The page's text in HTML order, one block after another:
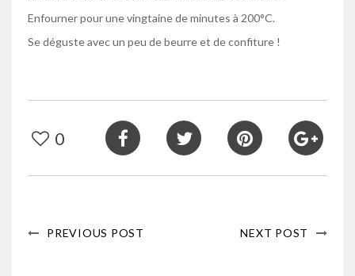
Enfourner pour une vingtaine de minutes à 200°C.
Se déguste avec un peu de beurre et de confiture !
0
PREVIOUS POST NEXT POST